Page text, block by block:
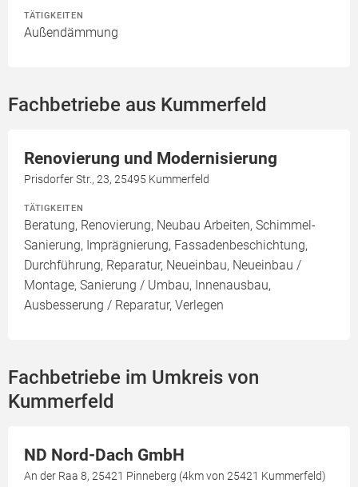
TÄTIGKEITEN
Außendämmung
Fachbetriebe aus Kummerfeld
Renovierung und Modernisierung
Prisdorfer Str., 23, 25495 Kummerfeld
TÄTIGKEITEN
Beratung, Renovierung, Neubau Arbeiten, Schimmel-
Sanierung, Imprägnierung, Fassadenbeschichtung,
Durchführung, Reparatur, Neueinbau, Neueinbau /
Montage, Sanierung / Umbau, Innenausbau,
Ausbesserung / Reparatur, Verlegen
Fachbetriebe im Umkreis von
Kummerfeld
ND Nord-Dach GmbH
An der Raa 8, 25421 Pinneberg (4km von 25421 Kummerfeld)